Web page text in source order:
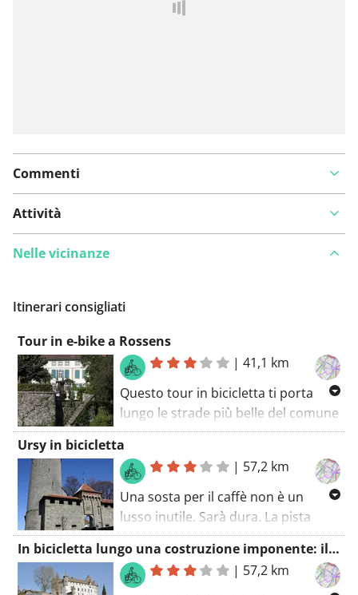
Commenti
Attività
Nelle vicinanze
Itinerari consigliati
Tour in e-bike a Rossens
|41,1 km
Questo tour in bicicletta ti porta
lungo le strade più belle del comune
di Echarlens. Ci sono alcune salite
difficili su questo percorso (ma i
ciclisti allenati probabilmente
rideranno di esso). Sicuramente
un'impressione dell'imponente
castello lungo questo percorso
(Castello di Baillival). La pista
ciclabile inizia al parcheggio.
Ursy in bicicletta
| 57,2 km
Una sosta per il caffè non è un
lusso inutile. Sarà dura. La pista
ciclabile inizia al parcheggio.
Riscalda i muscoli e goditi il
paesaggio di Ursy. Un tocco di storia
In bicicletta lungo una costruzione imponente: il Castello di Oron
| 57,2 km